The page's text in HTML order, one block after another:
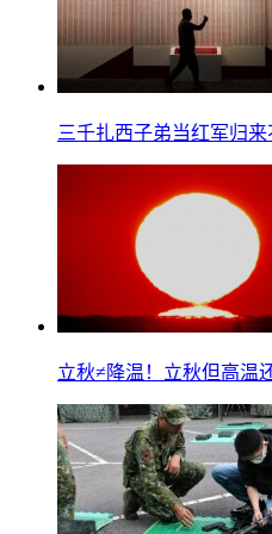
三千扎西子弟当红军归
立秋≠降温！立秋但高温